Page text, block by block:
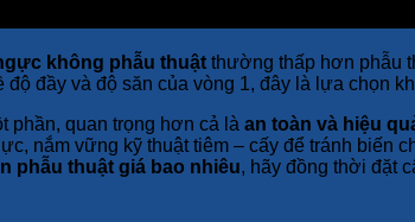
không phẫu thuật thường thấp hơn phẫu
đầy và độ săn của vòng 1, đây là lựa chọn
phần, quan trọng hơn cả là an toàn và hiệu
nắm vững kỹ thuật tiêm – cấy để tránh biến
phẫu thuật giá bao nhiêu, hãy đồng thời đặt